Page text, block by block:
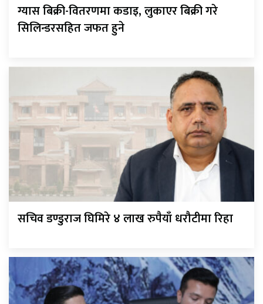
ग्यास बिक्री-वितरणमा कडाइ, लुकाएर बिक्री गरे
सिलिन्डरसहित जफत हुने
सचिव डण्डुराज घिमिरे ४ लाख रुपैयाँ धरौटीमा रिहा